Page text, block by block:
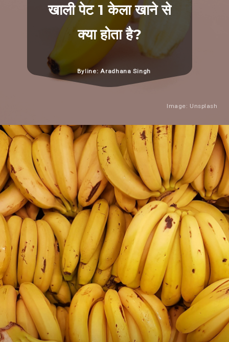
Image: Unsplash
Byline: Aradhana Singh
खाली पेट 1 केला खाने से
क्या होता है?